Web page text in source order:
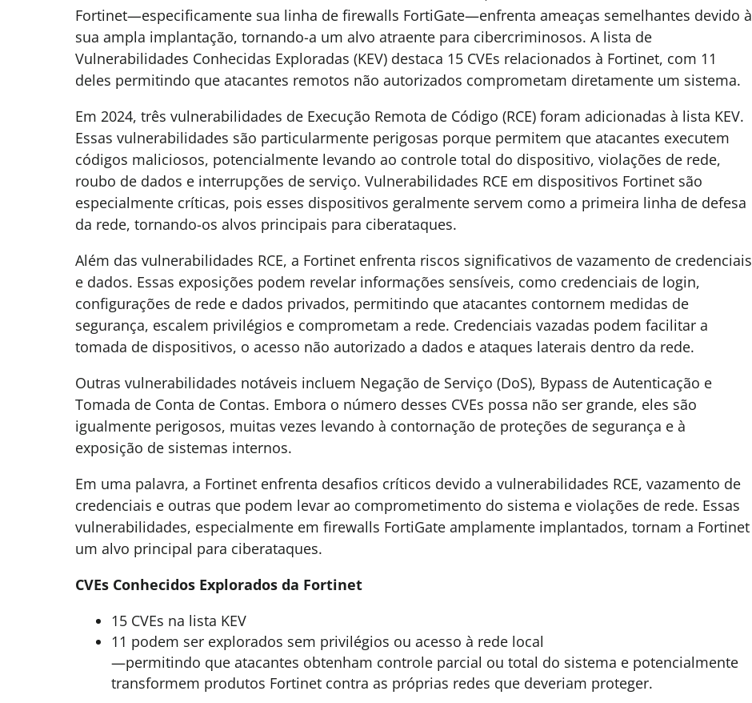
Fortinet—especificamente sua linha de firewalls FortiGate—enfrenta ameaças semelhantes devido à
sua ampla implantação, tornando-a um alvo atraente para cibercriminosos. A lista de
Vulnerabilidades Conhecidas Exploradas (KEV) destaca 15 CVEs relacionados à Fortinet, com 11
deles permitindo que atacantes remotos não autorizados comprometam diretamente um sistema.
Em 2024, três vulnerabilidades de Execução Remota de Código (RCE) foram adicionadas à lista KEV.
Essas vulnerabilidades são particularmente perigosas porque permitem que atacantes executem
códigos maliciosos, potencialmente levando ao controle total do dispositivo, violações de rede,
roubo de dados e interrupções de serviço. Vulnerabilidades RCE em dispositivos Fortinet são
especialmente críticas, pois esses dispositivos geralmente servem como a primeira linha de defesa
da rede, tornando-os alvos principais para ciberataques.
Além das vulnerabilidades RCE, a Fortinet enfrenta riscos significativos de vazamento de credenciais
e dados. Essas exposições podem revelar informações sensíveis, como credenciais de login,
configurações de rede e dados privados, permitindo que atacantes contornem medidas de
segurança, escalem privilégios e comprometam a rede. Credenciais vazadas podem facilitar a
tomada de dispositivos, o acesso não autorizado a dados e ataques laterais dentro da rede.
Outras vulnerabilidades notáveis incluem Negação de Serviço (DoS), Bypass de Autenticação e
Tomada de Conta de Contas. Embora o número desses CVEs possa não ser grande, eles são
igualmente perigosos, muitas vezes levando à contornação de proteções de segurança e à
exposição de sistemas internos.
Em uma palavra, a Fortinet enfrenta desafios críticos devido a vulnerabilidades RCE, vazamento de
credenciais e outras que podem levar ao comprometimento do sistema e violações de rede. Essas
vulnerabilidades, especialmente em firewalls FortiGate amplamente implantados, tornam a Fortinet
um alvo principal para ciberataques.
CVEs Conhecidos Explorados da Fortinet
15 CVEs na lista KEV
11 podem ser explorados sem privilégios ou acesso à rede local
—permitindo que atacantes obtenham controle parcial ou total do sistema e potencialmente
transformem produtos Fortinet contra as próprias redes que deveriam proteger.